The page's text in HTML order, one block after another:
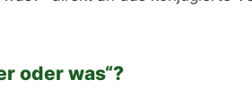
oder was“?